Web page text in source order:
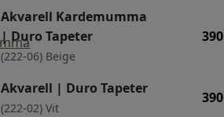
Akvarell Kardemumma
| Duro Tapeter
(222-06) Beige
390
Akvarell | Duro Tapeter
(222-02) Vit
390